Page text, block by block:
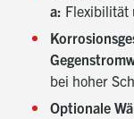
a: Flexibilität
bei hoher
Optionale